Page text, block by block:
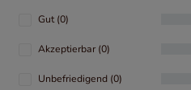
Gut (0)
Akzeptierbar (0)
Unbefriedigend (0)